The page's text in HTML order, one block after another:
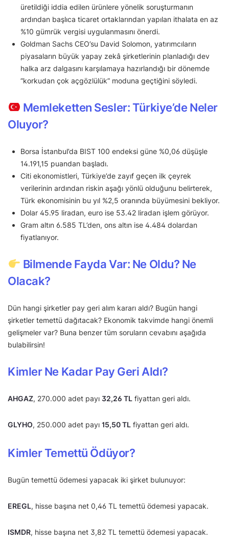
üretildiği iddia edilen ürünlere yönelik soruşturmanın
ardından başlıca ticaret ortaklarından yapılan ithalata en az
%10 gümrük vergisi uygulanmasını önerdi.
Goldman Sachs CEO’su David Solomon, yatırımcıların
piyasaların büyük yapay zekâ şirketlerinin planladığı dev
halka arz dalgasını karşılamaya hazırlandığı bir dönemde
“korkudan çok açgözlülük” moduna geçtiğini söyledi.
Memleketten Sesler: Türkiye’de Neler
Oluyor?
Borsa İstanbul’da BIST 100 endeksi güne %0,06 düşüşle
14.191,15 puandan başladı.
Citi ekonomistleri, Türkiye’de zayıf geçen ilk çeyrek
verilerinin ardından riskin aşağı yönlü olduğunu belirterek,
Türk ekonomisinin bu yıl %2,5 oranında büyümesini bekliyor.
Dolar 45.95 liradan, euro ise 53.42 liradan işlem görüyor.
Gram altın 6.585 TL’den, ons altın ise 4.484 dolardan
fiyatlanıyor.
Bilmende Fayda Var: Ne Oldu? Ne
Olacak?
Dün hangi şirketler pay geri alım kararı aldı? Bugün hangi
şirketler temettü dağıtacak? Ekonomik takvimde hangi önemli
gelişmeler var? Buna benzer tüm soruların cevabını aşağıda
bulabilirsin!
Kimler Ne Kadar Pay Geri Aldı?
AHGAZ, 270.000 adet payı 32,26 TL fiyattan geri aldı.
GLYHO, 250.000 adet payı 15,50 TL fiyattan geri aldı.
Kimler Temettü Ödüyor?
Bugün temettü ödemesi yapacak iki şirket bulunuyor:
EREGL, hisse başına net 0,46 TL temettü ödemesi yapacak.
ISMDR, hisse başına net 3,82 TL temettü ödemesi yapacak.